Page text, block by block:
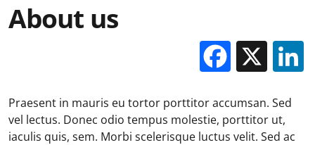
About us
X
Praesent in mauris eu tortor porttitor accumsan. Sed
vel lectus. Donec odio tempus molestie, porttitor ut,
iaculis quis, sem. Morbi scelerisque luctus velit. Sed ac